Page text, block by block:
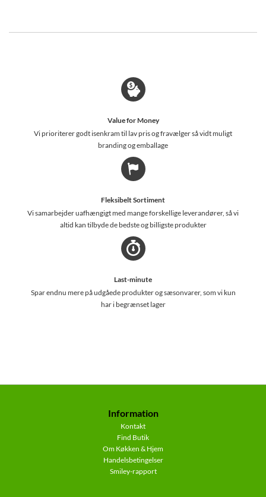
Value for Money
Vi prioriterer godt isenkram til lav pris og fravælger så vidt muligt
branding og emballage
Fleksibelt Sortiment
Vi samarbejder uafhængigt med mange forskellige leverandører, så vi
altid kan tilbyde de bedste og billigste produkter
Last-minute
Spar endnu mere på udgåede produkter og sæsonvarer, som vi kun
har i begrænset lager
Information
Kontakt
Find Butik
Om Køkken & Hjem
Handelsbetingelser
Smiley-rapport